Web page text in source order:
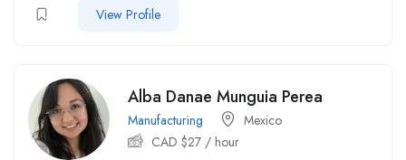
View Profile
Alba Danae Munguia Perea
Manufacturing
Mexico
CAD $27 / hour